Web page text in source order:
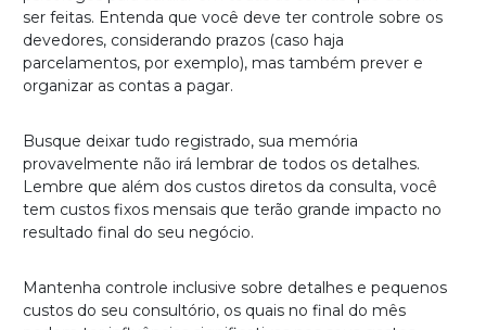
ser feitas. Entenda que você deve ter controle sobre os
devedores, considerando prazos (caso haja
parcelamentos, por exemplo), mas também prever e
organizar as contas a pagar.
Busque deixar tudo registrado, sua memória
provavelmente não irá lembrar de todos os detalhes.
Lembre que além dos custos diretos da consulta, você
tem custos fixos mensais que terão grande impacto no
resultado final do seu negócio.
Mantenha controle inclusive sobre detalhes e pequenos
custos do seu consultório, os quais no final do mês